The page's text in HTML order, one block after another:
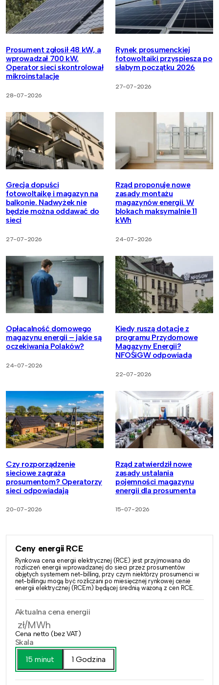
Prosument zgłosił 48 kW, a
wprowadzał 700 kW.
Operator sieci skontrolował
mikroinstalacje
28-07-2026
Rynek prosumenckiej
fotowoltaiki przyspiesza po
słabym początku 2026
27-07-2026
Grecja dopuści
fotowoltaikę i magazyn na
balkonie. Nadwyżek nie
będzie można oddawać do
sieci
27-07-2026
Rząd proponuje nowe
zasady montażu
magazynów energii. W
blokach maksymalnie 11
kWh
24-07-2026
Opłacalność domowego
magazynu energii – jakie są
oczekiwania Polaków?
24-07-2026
Kiedy ruszą dotacje z
programu Przydomowe
Magazyny Energii?
NFOŚiGW odpowiada
22-07-2026
Czy rozporządzenie
sieciowe zagraża
prosumentom? Operatorzy
sieci odpowiadają
20-07-2026
Rząd zatwierdził nowe
zasady ustalania
pojemności magazynu
energii dla prosumenta
15-07-2026
Ceny energii RCE
Rynkowa cena energii elektrycznej (RCE) jest przyjmowana do
rozliczeń energii wprowadzanej do sieci przez prosumentów
objętych systemem net-billing, przy czym niektórzy prosumenci w
net-billingu mogą być rozliczani po miesięcznej rynkowej cenie
energii elektrycznej (RCEm) będącej średnią ważoną z cen RCE.
Aktualna cena energii
zł/MWh
Cena netto (bez VAT)
Skala
15 minut
1 Godzina